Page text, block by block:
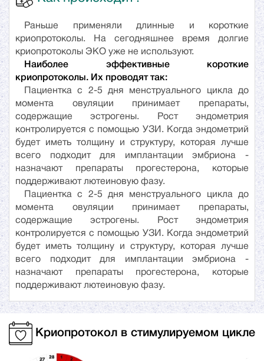
Раньше применяли длинные и короткие
криопротоколы. На сегодняшнее время долгие
криопротоколы ЭКО уже не используют.
Наиболее эффективные короткие
криопротоколы. Их проводят так:
Пациентка с 2-5 дня менструального цикла до
момента овуляции принимает препараты,
содержащие эстрогены. Рост эндометрия
контролируется с помощью УЗИ. Когда эндометрий
будет иметь толщину и структуру, которая лучше
всего подходит для имплантации эмбриона -
назначают препараты прогестерона, которые
поддерживают лютеиновую фазу.
Пациентка с 2-5 дня менструального цикла до
момента овуляции принимает препараты,
содержащие эстрогены. Рост эндометрия
контролируется с помощью УЗИ. Когда эндометрий
будет иметь толщину и структуру, которая лучше
всего подходит для имплантации эмбриона -
назначают препараты прогестерона, которые
поддерживают лютеиновую фазу.
Криопротокол в стимулируемом цикле